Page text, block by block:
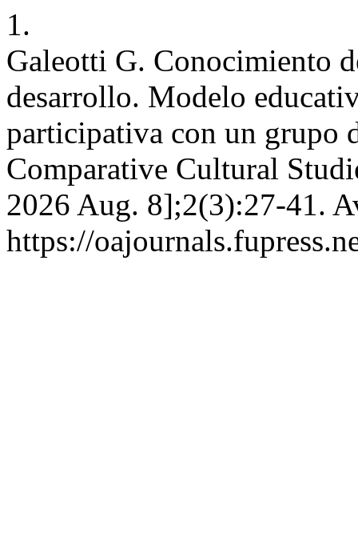
1.
Galeotti G. Conocimiento
desarrollo. Modelo
participativa con un grupo
Comparative Cultural
2026 Aug. 8];2(3):27-41.
https://